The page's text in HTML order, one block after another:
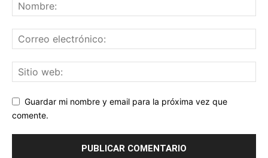
Guardar mi nombre y email para la próxima vez que
comente.